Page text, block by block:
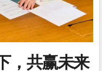
，共赢未来